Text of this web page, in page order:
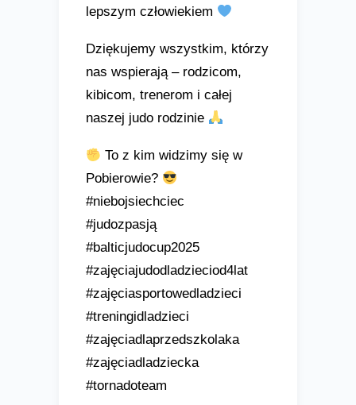
lepszym człowiekiem
Dziękujemy wszystkim, którzy
nas wspierają – rodzicom,
kibicom, trenerom i całej
naszej judo rodzinie
To z kim widzimy się w
Pobierowie?
#niebojsiechciec
#judozpasją
#balticjudocup2025
#zajęciajudodladzieciod4lat
#zajęciasportowedladzieci
#treningidladzieci
#zajęciadlaprzedszkolaka
#zajęciadladziecka
#tornadoteam